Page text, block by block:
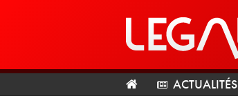
ACTUALITÉS